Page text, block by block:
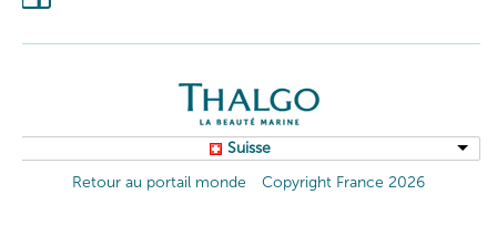
Suisse
Retour au portail monde
Copyright France 2026